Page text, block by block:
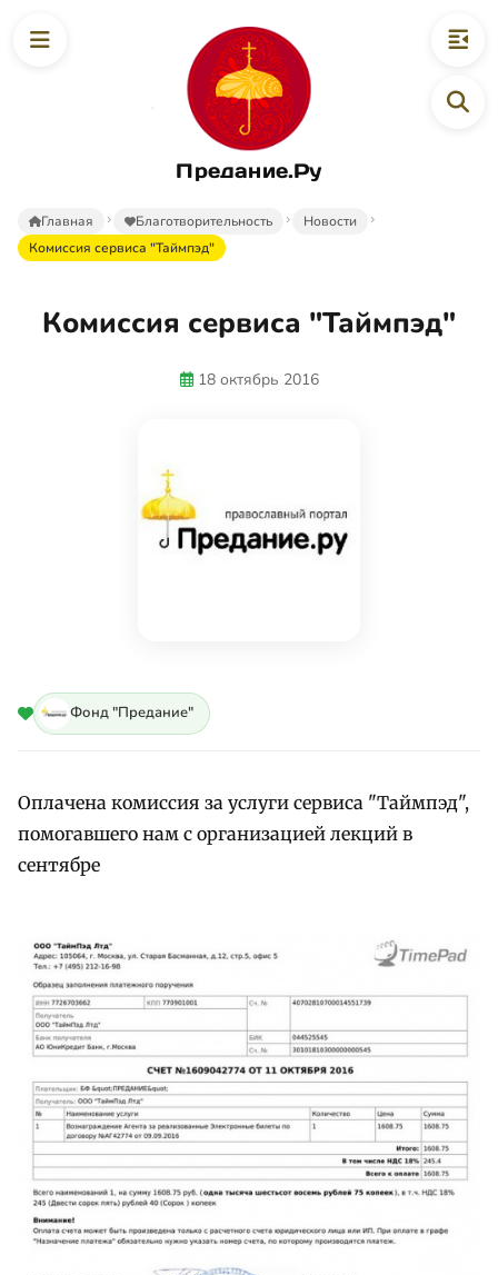
Предание.Ру
Главная Благотворительность
Новости
Комиссия сервиса "Таймпэд"
Комиссия сервиса "Таймпэд"
18 октябрь 2016
Фонд "Предание"
Оплачена комиссия за услуги сервиса "Таймпэд",
помогавшего нам с организацией лекций в
сентябре